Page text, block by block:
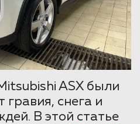
ASX были
гравия, снега и
В этой статье